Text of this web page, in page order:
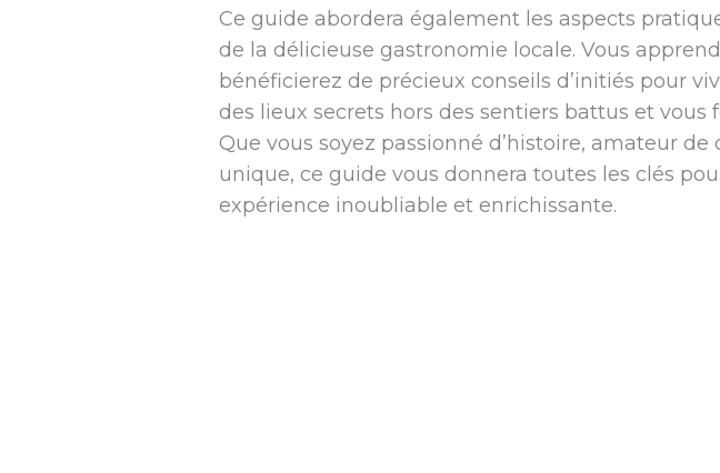
Ce guide abordera également les aspects
de la délicieuse gastronomie locale. Vous
bénéficierez de précieux conseils d’initiés pour
des lieux secrets hors des sentiers battus et
Que vous soyez passionné d’histoire, amateur
unique, ce guide vous donnera toutes les clés
expérience inoubliable et enrichissante.